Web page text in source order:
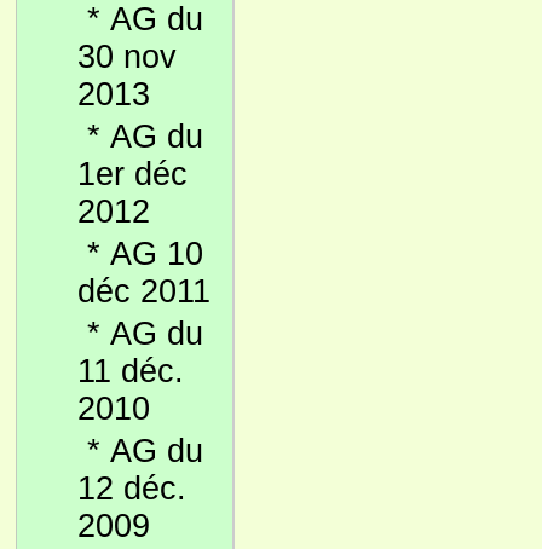
* AG du
30 nov
2013
* AG du
1er déc
2012
* AG 10
déc 2011
* AG du
11 déc.
2010
* AG du
12 déc.
2009